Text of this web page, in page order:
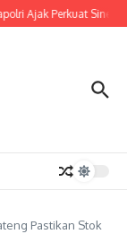
Ajak Perkuat Sinergi
Pastikan Stok